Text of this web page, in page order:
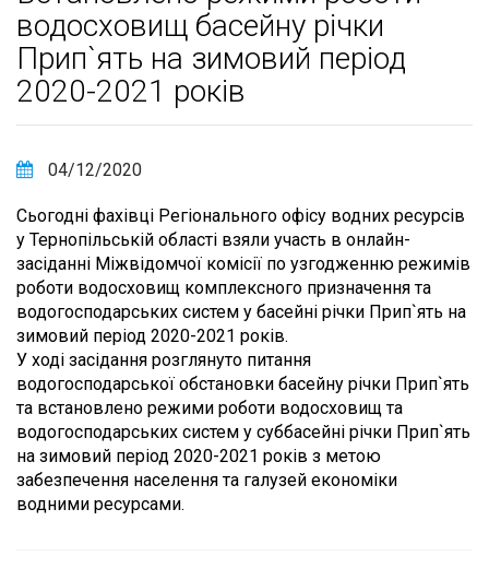
водосховищ басейну річки
Прип`ять на зимовий період
2020-2021 років
04/12/2020
Сьогодні фахівці Регіонального офісу водних ресурсів
у Тернопільській області взяли участь в онлайн-
засіданні Міжвідомчої комісії по узгодженню режимів
роботи водосховищ комплексного призначення та
водогосподарських систем у басейні річки Прип`ять на
зимовий період 2020-2021 років.
У ході засідання розглянуто питання
водогосподарської обстановки басейну річки Прип`ять
та встановлено режими роботи водосховищ та
водогосподарських систем у суббасейні річки Прип`ять
на зимовий період 2020-2021 років з метою
забезпечення населення та галузей економіки
водними ресурсами.